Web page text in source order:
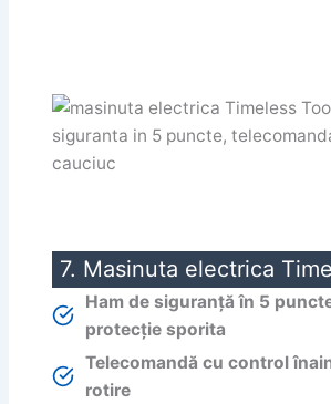
7. Masinuta electrica
Ham de siguranță în 5
protecție sporita
Telecomandă cu control
rotire